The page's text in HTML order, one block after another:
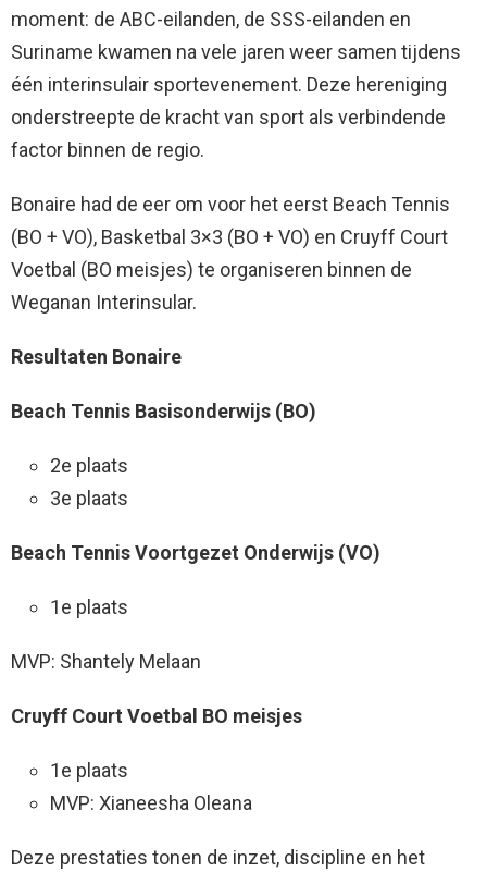
moment: de ABC-eilanden, de SSS-eilanden en
Suriname kwamen na vele jaren weer samen tijdens
één interinsulair sportevenement. Deze hereniging
onderstreepte de kracht van sport als verbindende
factor binnen de regio.
Bonaire had de eer om voor het eerst Beach Tennis
(BO + VO), Basketbal 3×3 (BO + VO) en Cruyff Court
Voetbal (BO meisjes) te organiseren binnen de
Weganan Interinsular.
Resultaten Bonaire
Beach Tennis Basisonderwijs (BO)
2e plaats
3e plaats
Beach Tennis Voortgezet Onderwijs (VO)
1e plaats
MVP: Shantely Melaan
Cruyff Court Voetbal BO meisjes
1e plaats
MVP: Xianeesha Oleana
Deze prestaties tonen de inzet, discipline en het